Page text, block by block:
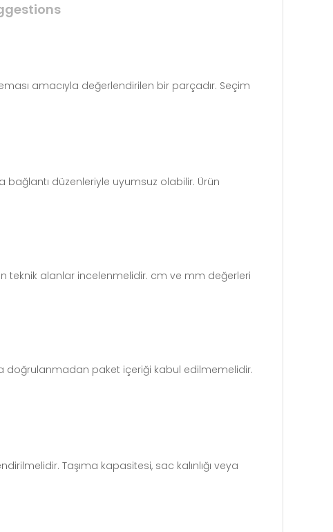
amacıyla değerlendirilen bir parçadır. Seçim
bağlantı düzenleriyle uyumsuz olabilir. Ürün
teknik alanlar incelenmelidir. cm ve mm değerleri
doğrulanmadan paket içeriği kabul edilmemelidir.
Taşıma kapasitesi, sac kalınlığı veya